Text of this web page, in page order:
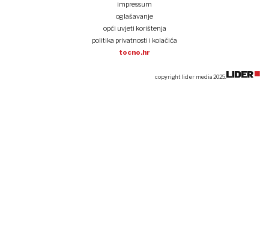
impressum
oglašavanje
opći uvjeti korištenja
politika privatnosti i kolačića
tocno.hr
copyright lider media 2025.